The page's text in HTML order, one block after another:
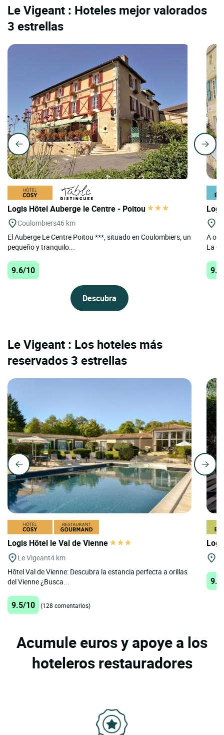
Le Vigeant : Hoteles mejor valorados
3 estrellas
Logis Hôtel Auberge le Centre - Poitou
Coulombiers46 km
El Auberge Le Centre Poitou ***, situado en Coulombiers, un
pequeño y tranquilo...
9.6/10
Descubra
A
La
Le Vigeant : Los hoteles más
reservados 3 estrellas
Logis Hôtel le Val de Vienne
Le Vigeant4 km
Hôtel Val de Vienne: Descubra la estancia perfecta a orillas
del Vienne ¿Busca...
9.5/10 (128 comentarios)
Acumule euros y apoye a los
hoteleros restauradores